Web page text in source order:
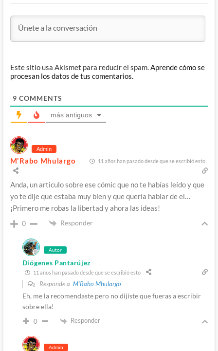
Este sitio usa Akismet para reducir el spam.Aprende cómo se
procesan los datos de tus comentarios.
9 COMMENTS
más antiguos
Admin
M'Rabo Mhulargo 11 años han pasado desde que se escribió esto
Anda, un articulo sobre ese cómic que no te habías leído y que
yo te dije que estaba muy bien y que quería hablar de el…
¡Primero me robas la libertad y ahora las ideas!
0 Responder
Autor
Diógenes Pantarújez
11 años han pasado desde que se escribió esto
Responde a M'Rabo Mhulargo
Eh, me la recomendaste pero no dijiste que fueras a escribir
sobre ella!
0 Responder
Admin